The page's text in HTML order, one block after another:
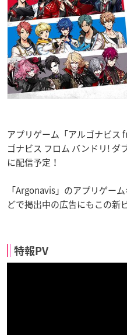
アプリゲーム「アルゴナビス
ゴナビス フロム バンドリ! ダ
に配信予定！
「Argonavis」のアプリゲー
どで掲出中の広告にもこの新
特報PV